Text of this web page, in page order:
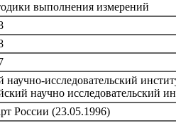
выполнения измерений
научно-исследовательский
научно исследовательский
России (23.05.1996)